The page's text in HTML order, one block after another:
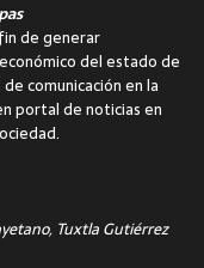
de generar
del estado de
comunicación en la
portal de noticias en
Tuxtla Gutiérrez